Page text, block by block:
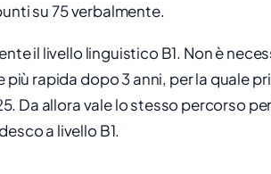
su 75 verbalmente.
il livello linguistico B1. Non è
più rapida dopo 3 anni, per la quale
Da allora vale lo stesso percorso
a livello B1.